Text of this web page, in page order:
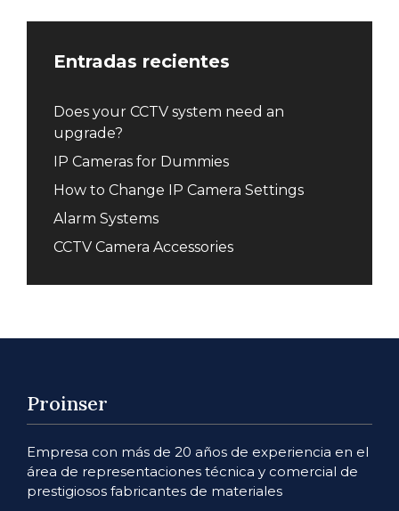
Entradas recientes
Does your CCTV system need an
upgrade?
IP Cameras for Dummies
How to Change IP Camera Settings
Alarm Systems
CCTV Camera Accessories
Proinser
Empresa con más de 20 años de experiencia en el
área de representaciones técnica y comercial de
prestigiosos fabricantes de materiales